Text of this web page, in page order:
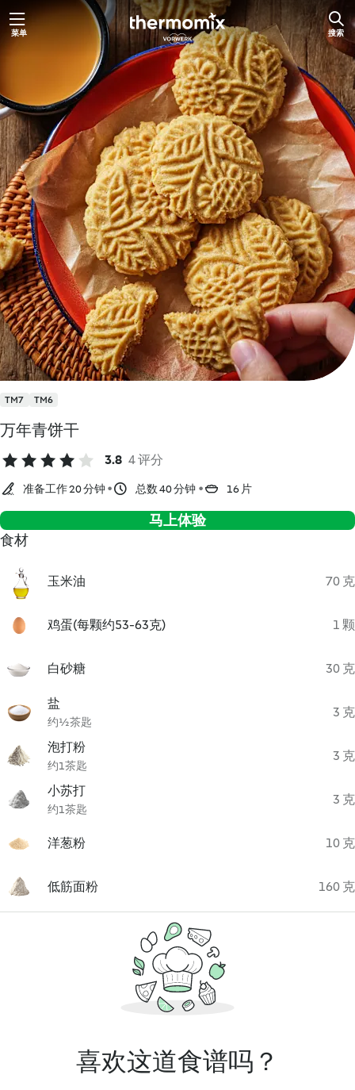
跳
至
菜单 搜索
TM7 TM6
万年青饼干
3.8 4 评分
准备工作 20 分钟 总数 40 分钟 16 片
马上体验
食材
玉米油 70 克
鸡蛋(每颗约53-63克) 1 颗
白砂糖 30 克
盐
约½茶匙
3 克
泡打粉
约1茶匙
3 克
小苏打
约1茶匙
3 克
洋葱粉 10 克
低筋面粉 160 克
喜欢这道食谱吗？